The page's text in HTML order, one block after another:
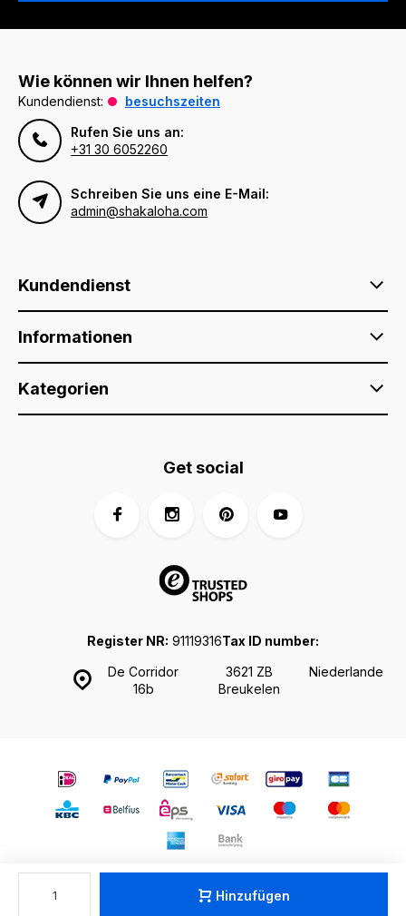
Hinzufügen
Wie können wir Ihnen helfen?
Kundendienst:
besuchszeiten
Rufen Sie uns an:
+31 30 6052260
Schreiben Sie uns eine E-Mail:
admin@shakaloha.com
Kundendienst
Informationen
Kategorien
De Corridor
16b
3621 ZB
Breukelen
Niederlande
Register NR: 91119316Tax ID number:
Get social